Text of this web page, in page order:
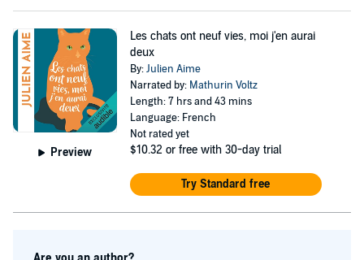
entre rires et larmes, qui emporte le lecteur de Paris à
Montréal, via le festival de Cannes, des années 60 à nos
jours. "Coup de cœur Radio France Bleu". Suivez son
actualité sur Instagram et Facebook:
@julien_aime_auteur
Preview
Les chats ont neuf vies, moi j'en aurai
deux
By:Julien Aime
Narrated by: Mathurin Voltz
Length: 7 hrs and 43 mins
Language: French
Not rated yet
$10.32 or free with 30-day trial
Try Standard free